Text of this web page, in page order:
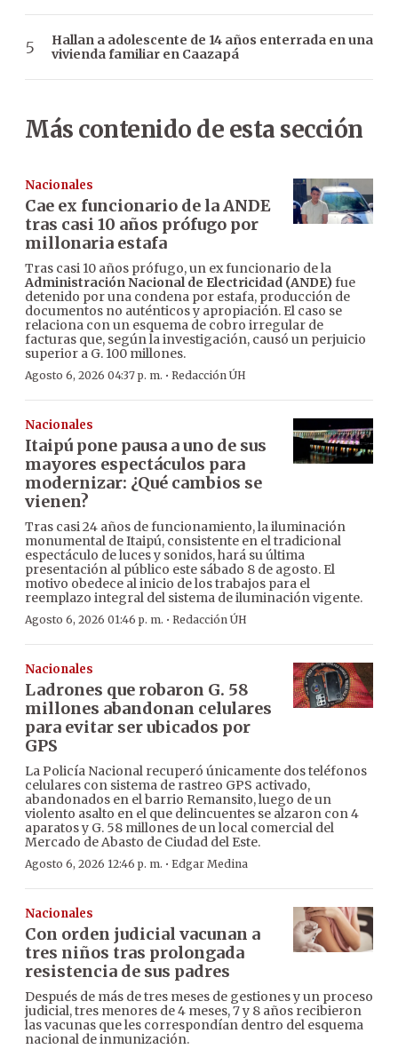
Hallan a adolescente de 14 años enterrada en una
vivienda familiar en Caazapá
Más contenido de esta sección
Nacionales
Cae ex funcionario de la ANDE
tras casi 10 años prófugo por
millonaria estafa
Tras casi 10 años prófugo, un ex funcionario de la
Administración Nacional de Electricidad (ANDE)fue
detenido por una condena por estafa, producción de
documentos no auténticos y apropiación. El caso se
relaciona con un esquema de cobro irregular de
facturas que, según la investigación, causó un perjuicio
superior a G. 100 millones.
Agosto 6, 2026 04:37 p. m. · Redacción ÚH
Nacionales
Itaipú pone pausa a uno de sus
mayores espectáculos para
modernizar: ¿Qué cambios se
vienen?
Tras casi 24 años de funcionamiento, la iluminación
monumental de Itaipú, consistente en el tradicional
espectáculo de luces y sonidos, hará su última
presentación al público este sábado 8 de agosto. El
motivo obedece al inicio de los trabajos para el
reemplazo integral del sistema de iluminación vigente.
Agosto 6, 2026 01:46 p. m. · Redacción ÚH
Nacionales
Ladrones que robaron G. 58
millones abandonan celulares
para evitar ser ubicados por
GPS
La Policía Nacional recuperó únicamente dos teléfonos
celulares con sistema de rastreo GPS activado,
abandonados en el barrio Remansito, luego de un
violento asalto en el que delincuentes se alzaron con 4
aparatos y G. 58 millones de un local comercial del
Mercado de Abasto de Ciudad del Este.
Agosto 6, 2026 12:46 p. m. · Edgar Medina
Nacionales
Con orden judicial vacunan a
tres niños tras prolongada
resistencia de sus padres
Después de más de tres meses de gestiones y un proceso
judicial, tres menores de 4 meses, 7 y 8 años recibieron
las vacunas que les correspondían dentro del esquema
nacional de inmunización.